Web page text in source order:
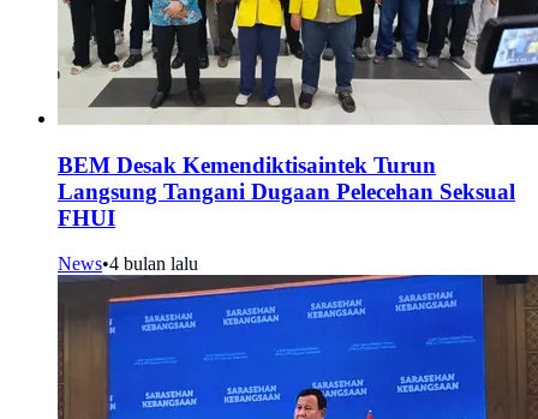
BEM Desak Kemendiktisaintek Turun
Langsung Tangani Dugaan Pelecehan Seksual
FHUI
News•4 bulan lalu